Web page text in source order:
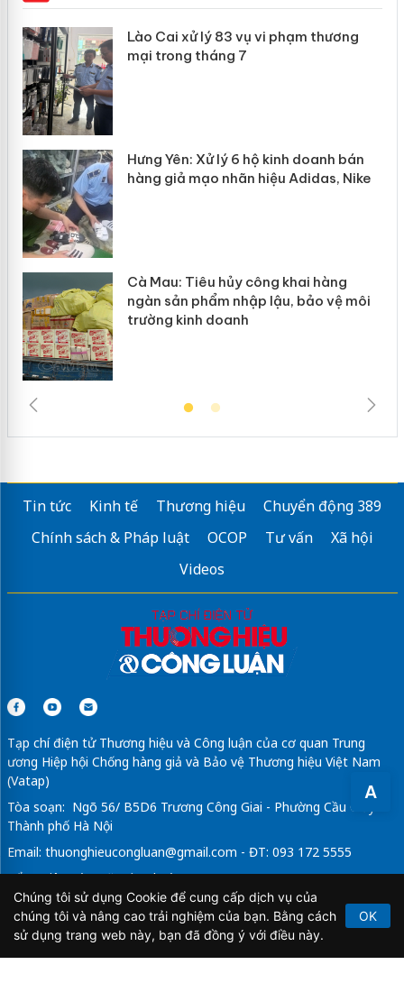
A
Lào Cai xử lý 83 vụ vi phạm thương
mại trong tháng 7
Hưng Yên: Xử lý 6 hộ kinh doanh bán
hàng giả mạo nhãn hiệu Adidas, Nike
Cà Mau: Tiêu hủy công khai hàng
ngàn sản phẩm nhập lậu, bảo vệ môi
trường kinh doanh
Tin tức Kinh tế Thương hiệu
Chuyển động 389
Chính sách & Pháp luật
OCOP Tư vấn
Xã hội
Videos
Tạp chí điện tử Thương hiệu và Công luận của cơ quan Trung
ương Hiệp hội Chống hàng giả và Bảo vệ Thương hiệu Việt Nam
(Vatap)
Tòa soạn: Ngõ 56/ B5D6 Trương Công Giai - Phường Cầu Giấy -
Thành phố Hà Nội
Email: thuonghieucongluan@gmail.com - ĐT: 093 172 5555
Tổng Biên Tập: Vũ Đức Thuận
Giấy phép hoạt động báo chí điện tử số 64/GP-BTTTT do Bộ
Thông tin và Truyền thông cấp ngày 21/2/2020.
Chúng tôi sử dụng Cookie để cung cấp dịch vụ của
chúng tôi và nâng cao trải nghiệm của bạn. Bằng cách
sử dụng trang web này, bạn đã đồng ý với điều này.
OK